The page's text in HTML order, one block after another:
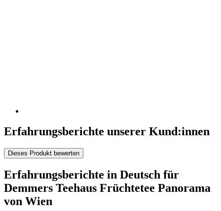
Erfahrungsberichte unserer Kund:innen
Dieses Produkt bewerten
Erfahrungsberichte in Deutsch für
Demmers Teehaus Früchtetee Panorama
von Wien